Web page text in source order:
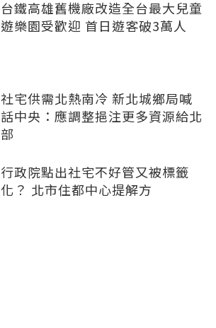
台鐵高雄舊機廠改造全台最大兒童
遊樂園受歡迎 首日遊客破3萬人
社宅供需北熱南冷 新北城鄉局喊
話中央：應調整挹注更多資源給北
部
行政院點出社宅不好管又被標籤
化？ 北市住都中心提解方